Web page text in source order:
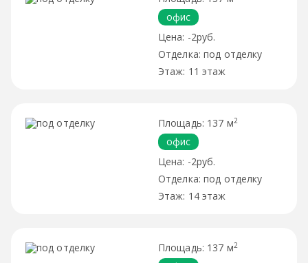
офис
-2руб.
под отделку
11 этаж
137 м2
офис
-2руб.
под отделку
14 этаж
137 м2